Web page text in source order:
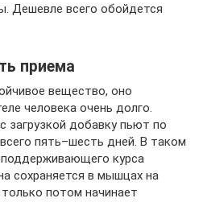
Дешевле всего обойдется
приема
вещество, оно
человека очень долго.
загрузкой добавку пьют по
пять–шесть дней. В таком
курса
сохраняется в мышцах на
потом начинает